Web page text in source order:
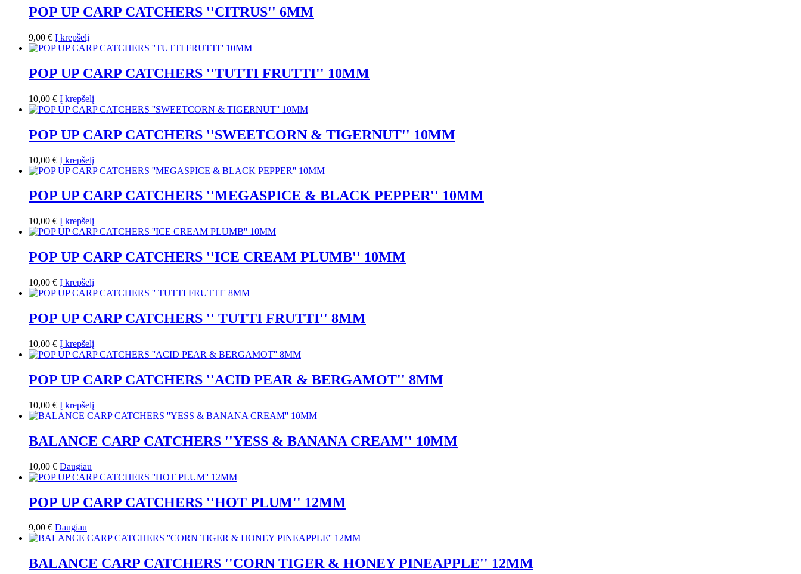
POP UP CARP CATCHERS ''CITRUS'' 6MM
9,00 € Į krepšelį
POP UP CARP CATCHERS ''TUTTI FRUTTI'' 10MM
10,00 € Į krepšelį
POP UP CARP CATCHERS ''SWEETCORN & TIGERNUT'' 10MM
10,00 € Į krepšelį
POP UP CARP CATCHERS ''MEGASPICE & BLACK PEPPER'' 10MM
10,00 € Į krepšelį
POP UP CARP CATCHERS ''ICE CREAM PLUMB'' 10MM
10,00 € Į krepšelį
POP UP CARP CATCHERS '' TUTTI FRUTTI'' 8MM
10,00 € Į krepšelį
POP UP CARP CATCHERS ''ACID PEAR & BERGAMOT'' 8MM
10,00 € Į krepšelį
BALANCE CARP CATCHERS ''YESS & BANANA CREAM'' 10MM
10,00 € Daugiau
POP UP CARP CATCHERS ''HOT PLUM'' 12MM
9,00 € Daugiau
BALANCE CARP CATCHERS ''CORN TIGER & HONEY PINEAPPLE'' 12MM